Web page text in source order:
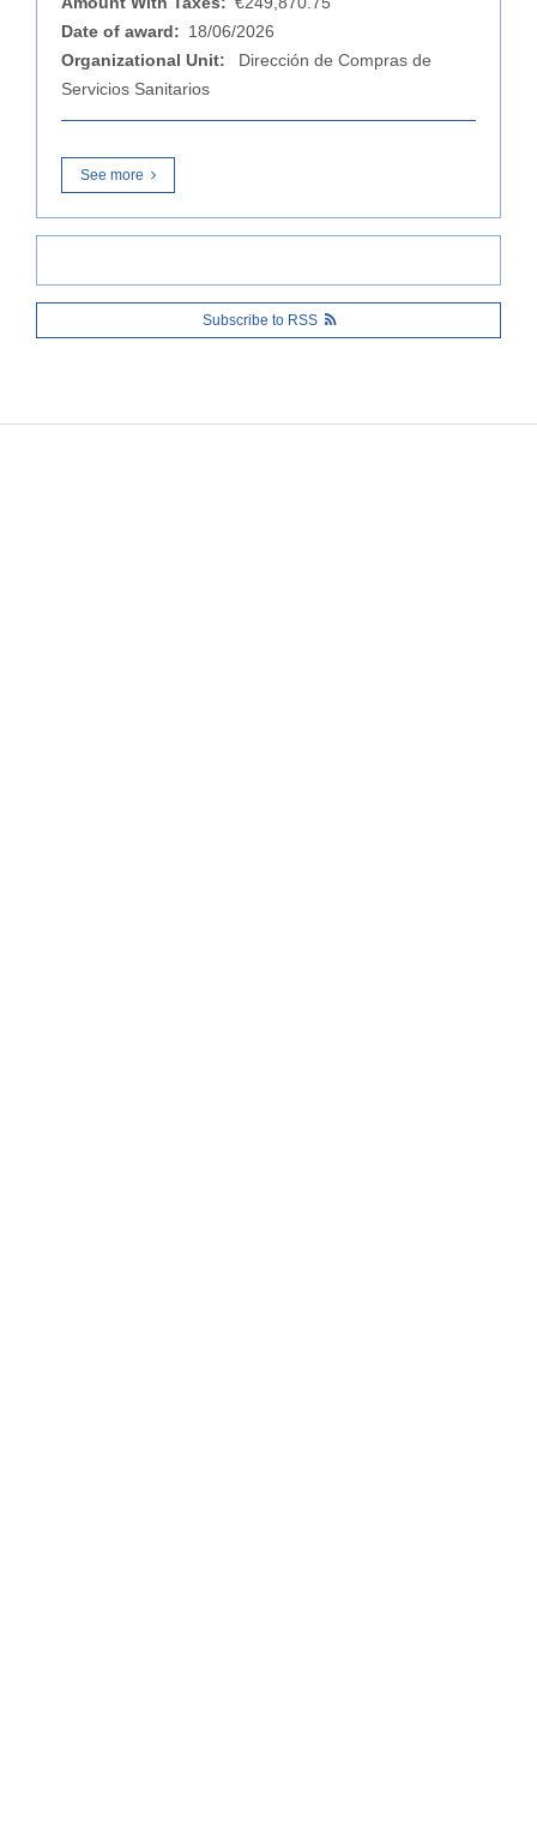
Date of award: 18/06/2026
Organizational Unit:
Dirección de Compras de
Servicios Sanitarios
See more
Subscribe to RSS